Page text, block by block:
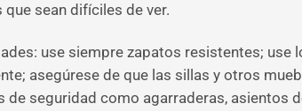
sean difíciles de ver.
use siempre zapatos resistentes; use
asegúrese de que las sillas y otros
seguridad como agarraderas, asientos